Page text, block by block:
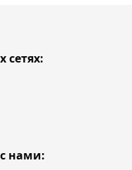
сетях:
нами: